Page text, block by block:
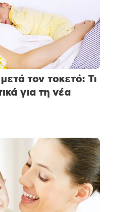
τον τοκετό: Τι
για τη νέα